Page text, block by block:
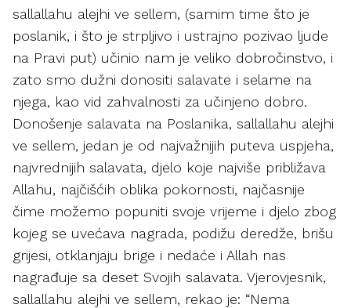
sallallahu alejhi ve sellem, (samim time što je
poslanik, i što je strpljivo i ustrajno pozivao ljude
na Pravi put) učinio nam je veliko dobročinstvo, i
zato smo dužni donositi salavate i selame na
njega, kao vid zahvalnosti za učinjeno dobro.
Donošenje salavata na Poslanika, sallallahu alejhi
ve sellem, jedan je od najvažnijih puteva uspjeha,
najvrednijih salavata, djelo koje najviše približava
Allahu, najčišćih oblika pokornosti, najčasnije
čime možemo popuniti svoje vrijeme i djelo zbog
kojeg se uvećava nagrada, podižu deredže, brišu
grijesi, otklanjaju brige i nedaće i Allah nas
nagrađuje sa deset Svojih salavata. Vjerovjesnik,
sallallahu alejhi ve sellem, rekao je: “Nema